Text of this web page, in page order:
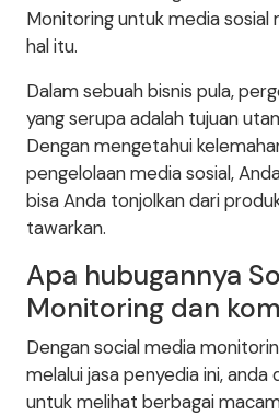
Monitoring untuk media sosial
hal itu.
Dalam sebuah bisnis pula,
yang serupa adalah tujuan
Dengan mengetahui
pengelolaan media sosial,
bisa Anda tonjolkan dari
tawarkan.
Apa hubugannya
Monitoring dan
Dengan social media
melalui jasa penyedia ini,
untuk melihat berbagai